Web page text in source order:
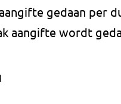
gedaan per
aangifte wordt